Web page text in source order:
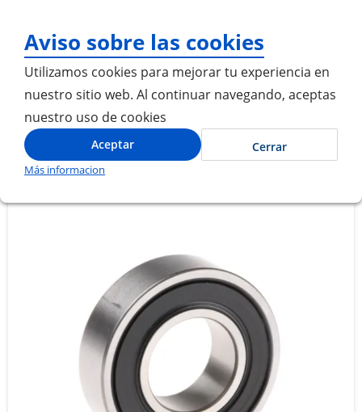
Aviso sobre las cookies
Utilizamos cookies para mejorar tu experiencia en
nuestro sitio web. Al continuar navegando, aceptas
nuestro uso de cookies
Aceptar Cerrar
Más informacion
Inicio RODAMIENTO 60032RSH C3 SKF